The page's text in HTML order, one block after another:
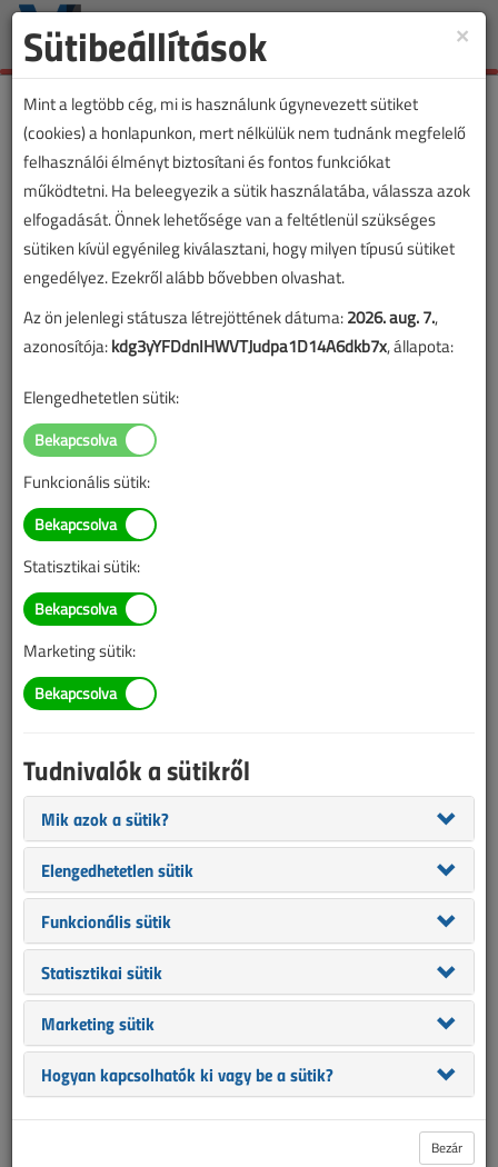
Toggle
Lapszám:
Eszközeink
Aszinkron motor
Egyszerű és megbízható
A közelmúltban egy lomtalanítás során a kidobásra ítélt régi,
elhasználódott tárgyak között felbukkant egy öreg terménydaráló,
amelynek már megrozsdásodott a háza és töröttek voltak a lábai.
Miközben az elszállításra váró lomos kupac felé cipeltem, arra
×
Sütibeállítások
Mint a legtöbb cég, mi is használunk úgynevezett sütiket
(cookies) a honlapunkon, mert nélkülük nem tudnánk megfelelő
felhasználói élményt biztosítani és fontos funkciókat
működtetni. Ha beleegyezik a sütik használatába, válassza azok
elfogadását. Önnek lehetősége van a feltétlenül szükséges
sütiken kívül egyénileg kiválasztani, hogy milyen típusú sütiket
engedélyez. Ezekről alább bővebben olvashat.
Az ön jelenlegi státusza létrejöttének dátuma:2026. aug. 7.,
azonosítója:kdg3yYFDdnIHWVTJudpa1D14A6dkb7x, állapota:
Elengedhetetlen sütik:
Funkcionális sütik:
Statisztikai sütik:
Marketing sütik:
Tudnivalók a sütikről
Mik azok a sütik?
Elengedhetetlen sütik
Funkcionális sütik
Statisztikai sütik
Marketing sütik
Hogyan kapcsolhatók ki vagy be a sütik?
Bezár